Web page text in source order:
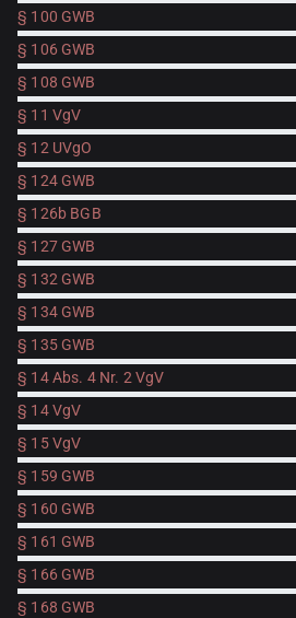
§ 100 GWB
§ 106 GWB
§ 108 GWB
§ 11 VgV
§ 12 UVgO
§ 124 GWB
§ 126b BGB
§ 127 GWB
§ 132 GWB
§ 134 GWB
§ 135 GWB
§ 14 Abs. 4 Nr. 2 VgV
§ 14 VgV
§ 15 VgV
§ 159 GWB
§ 160 GWB
§ 161 GWB
§ 166 GWB
§ 168 GWB